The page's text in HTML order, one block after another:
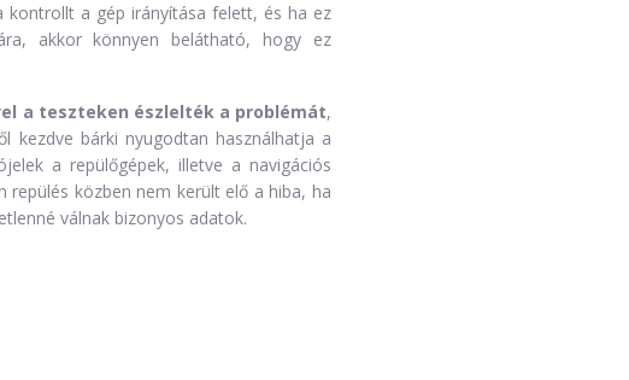
kontrollt a gép irányítása felett, és ha ez
akkor könnyen belátható, hogy ez
a teszteken észlelték a problémát,
kezdve bárki nyugodtan használhatja a
a repülőgépek, illetve a navigációs
repülés közben nem került elő a hiba, ha
válnak bizonyos adatok.